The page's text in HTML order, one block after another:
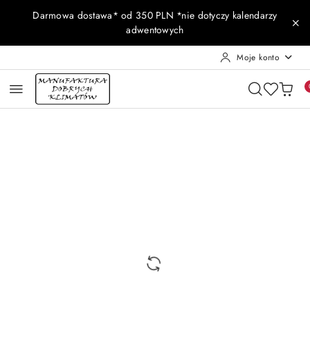
Przejdź do treści głównej
Przejdź do wyszukiwarki
Przejdź do moje konto
Przejdź do menu głównego
Przejdź do opisu produktu
Przejdź do stopki
Darmowa dostawa* od 350 PLN *nie dotyczy kalendarzy
adwentowych
Moje konto